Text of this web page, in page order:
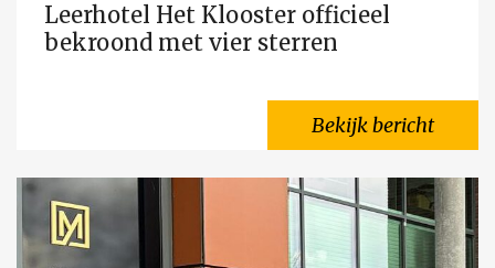
Leerhotel Het Klooster officieel
bekroond met vier sterren
Bekijk bericht